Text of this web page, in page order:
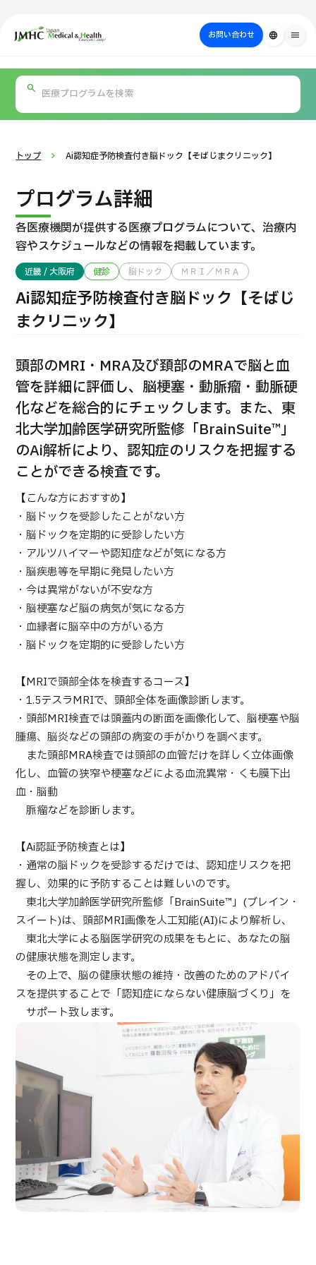
ジャパン・メディカル＆ヘルスツーリズムセンター（JMHC）
お問い合わせ language menu
日本の医療について
部位・疾病
で探す
検査・術式・
方法で探す
を探す
TOP
JMHCについて
外国人受療者様へ
日本の医療について
受診の流れ
医療プログラム検索
部位・疾病で探す
治療方法で探す
美容医療を探す
コンテンツピックアップ
お知らせ
医療機関の方へ
個人情報保護方針
ガイドラインポリシー
JTBのガバナンス
日本語 ENGLISH 中文 Tiếng Việt
お問い合わせ
PICK UP PROGRAM
国際セカンドオピニオンパッケージ （湘南鎌倉総合病院）
治療 治療
2026.01.12
トップ Ai認知症予防検査付き脳ドック【そばじまクリニック】
プログラム詳細
各医療機関が提供する医療プログラムについて、治療内
容やスケジュールなどの情報を掲載しています。
近畿 / 大阪府 健診 脳ドック ＭＲＩ／ＭＲＡ
Ai認知症予防検査付き脳ドック【そばじ
まクリニック】
頭部のMRI・MRA及び頚部のMRAで脳と血
管を詳細に評価し、脳梗塞・動脈瘤・動脈硬
化などを総合的にチェックします。また、東
北大学加齢医学研究所監修「BrainSuite™」
のAi解析により、認知症のリスクを把握する
ことができる検査です。
【こんな方におすすめ】
・脳ドックを受診したことがない方
・脳ドックを定期的に受診したい方
・アルツハイマーや認知症などが気になる方
・脳疾患等を早期に発見したい方
・今は異常がないが不安な方
・脳梗塞など脳の病気が気になる方
・血縁者に脳卒中の方がいる方
・脳ドックを定期的に受診したい方
【MRIで頭部全体を検査するコース】
・1.5テスラMRIで、頭部全体を画像診断します。
・頭部MRI検査では頭蓋内の断面を画像化して、脳梗塞や脳
腫瘍、脳炎などの頭部の病変の手がかりを調べます。
また頭部MRA検査では頭部の血管だけを詳しく立体画像
化し、血管の狭窄や梗塞などによる血流異常・くも膜下出
血・脳動
脈瘤などを診断します。
【Ai認証予防検査とは】
・通常の脳ドックを受診するだけでは、認知症リスクを把
握し、効果的に予防することは難しいのです。
東北大学加齢医学研究所監修「BrainSuite™」(ブレイン・
スイート)は、頭部MRI画像を人工知能(AI)により解析し、
東北大学による脳医学研究の成果をもとに、あなたの脳
の健康状態を測定します。
その上で、脳の健康状態の維持・改善のためのアドバイ
スを提供することで「認知症にならない健康脳づくり」を
サポート致します。